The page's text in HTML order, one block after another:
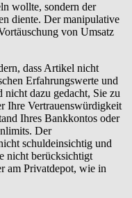
wollte, sondern der
diente. Der manipulative
von Umsatz
dass Artikel nicht
Erfahrungswerte und
dazu gedacht, Sie zu
Ihre Vertrauenswürdigkeit
Ihres Bankkontos oder
Der
schuldeinsichtig und
nicht berücksichtigt
am Privatdepot, wie in